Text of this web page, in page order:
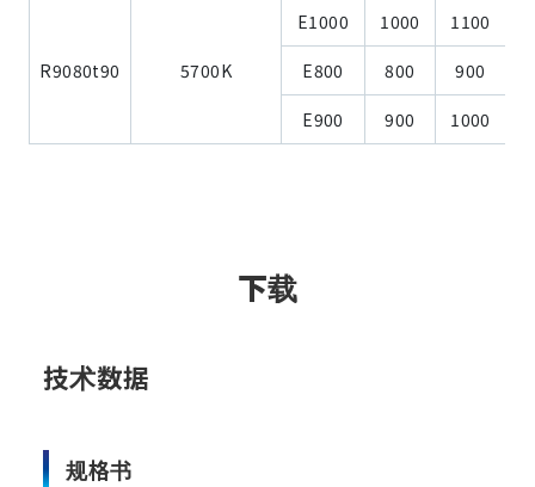
R9080t90 5700K
E1000 1000 1100
E800 800 900
E900 900 1000
下载
技术数据
规格书